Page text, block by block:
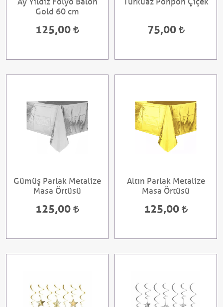
Gold 60 cm
125,00 75,00
Gümüş Parlak Metalize
Masa Örtüsü
125,00
Altın Parlak Metalize
Masa Örtüsü
125,00